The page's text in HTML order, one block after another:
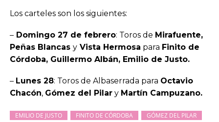
Los carteles son los siguientes:
– Domingo 27 de febrero: Toros de Mirafuente,
Peñas Blancas y Vista Hermosa para Finito de
Córdoba, Guillermo Albán, Emilio de Justo.
– Lunes 28: Toros de Albaserrada para Octavio
Chacón, Gómez del Pilar y Martín Campuzano.
EMILIO DE JUSTO FINITO DE CÓRDOBA
GÓMEZ DEL PILAR